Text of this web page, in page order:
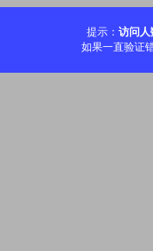
提示： 访问人
如果一直验证